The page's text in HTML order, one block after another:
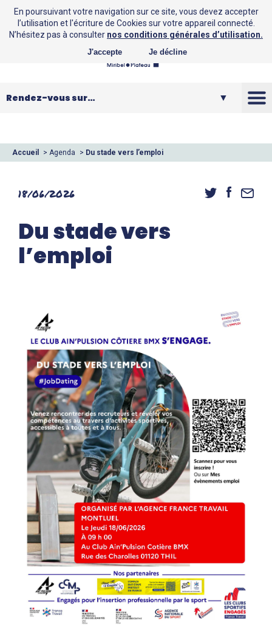
Vos loisirs
Entreprendre
Accueil > Agenda > Du stade vers l’emploi
18/06/2026
Du stade vers
l’emploi
En poursuivant votre navigation sur ce site, vous devez accepter
l’utilisation et l'écriture de Cookies sur votre appareil connecté.
N’hésitez pas à consulter nos conditions générales d’utilisation.
J'accepte Je décline